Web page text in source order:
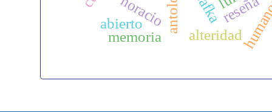
horacio
abierto reseña
memoria alteridad